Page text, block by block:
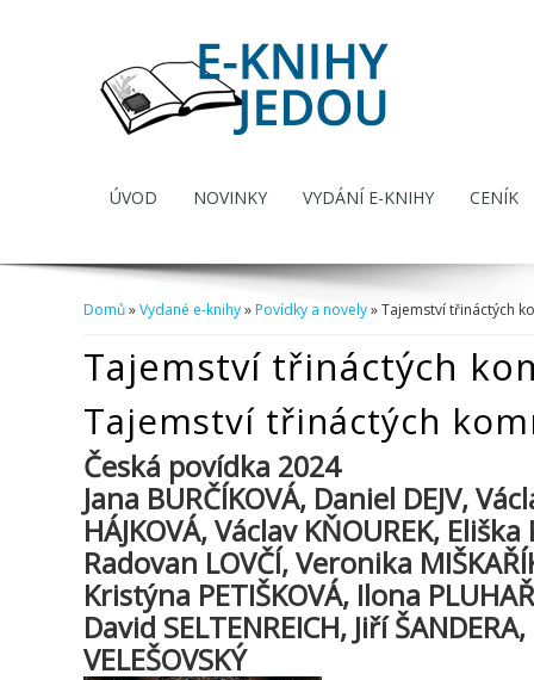
ÚVOD NOVINKY VYDÁNÍ E-KNIHY CENÍK
Domů»Vydané e-knihy»Povídky a novely» Tajemství třináctých
Tajemství třináctých
Tajemství třináctých
Česká povídka 2024
Jana BURČÍKOVÁ, Daniel DEJV,
HÁJKOVÁ, Václav KŇOUREK, Eliška
Radovan LOVČÍ, Veronika
Kristýna PETIŠKOVÁ, Ilona
David SELTENREICH, Jiří
VELEŠOVSKÝ